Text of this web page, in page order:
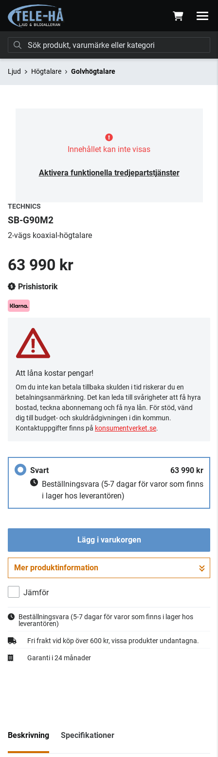
Ljud Högtalare Golvhögtalare
Innehållet kan inte visas
Aktivera funktionella tredjepartstjänster
TECHNICS
SB-G90M2
2-vägs koaxial-högtalare
63 990 kr
Prishistorik
Att låna kostar pengar!
Om du inte kan betala tillbaka skulden i tid riskerar du en
betalningsanmärkning. Det kan leda till svårigheter att få hyra
bostad, teckna abonnemang och få nya lån. För stöd, vänd
dig till budget- och skuldrådgivningen i din kommun.
Kontaktuppgifter finns på konsumentverket.se.
Svart
63 990 kr
Beställningsvara (5-7 dagar för varor som finns
i lager hos leverantören)
Lägg i varukorgen
Gå till kassan
Mer produktinformation
Jämför
Beställningsvara (5-7 dagar för varor som finns i lager hos
leverantören)
Fri frakt vid köp över 600 kr, vissa produkter undantagna.
Garanti i 24 månader
Beskrivning Specifikationer